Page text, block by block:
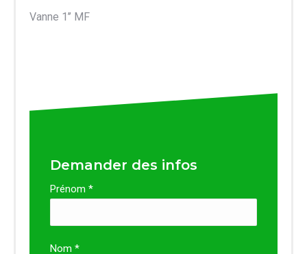
Vanne 1’’ MF
Demander des infos
Prénom *
Nom *